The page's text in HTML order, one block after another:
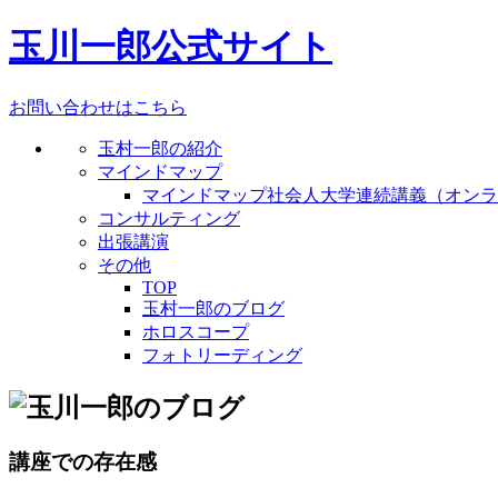
玉川一郎公式サイト
お問い合わせはこちら
玉村一郎の紹介
マインドマップ
マインドマップ社会人大学連続講義（オン
コンサルティング
出張講演
その他
TOP
玉村一郎のブログ
ホロスコープ
フォトリーディング
講座での存在感